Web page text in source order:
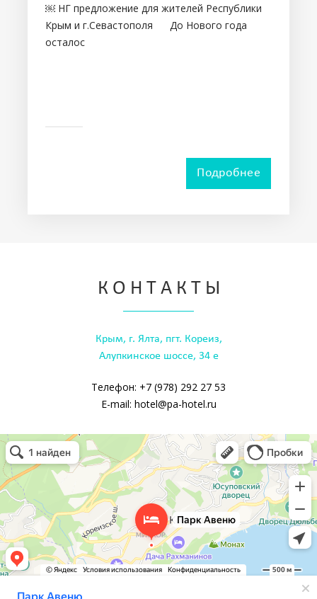
￼ НГ предложение для жителей Республики
Крым и г.Севастополя До Нового года
осталос
Подробнее
К О Н Т А К Т Ы
Крым, г. Ялта, пгт. Кореиз,
Алупкинское шоссе, 34 е
Телефон: +7 (978) 292 27 53
E-mail: hotel@pa-hotel.ru